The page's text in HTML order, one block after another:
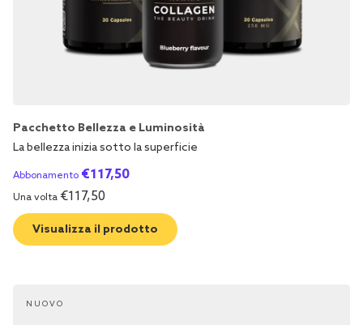
Pacchetto Bellezza e Luminosità
La bellezza inizia sotto la superficie
Abbonamento €117,50
Una volta €117,50
Visualizza il prodotto
NUOVO